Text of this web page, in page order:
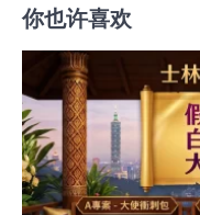
你也许喜欢